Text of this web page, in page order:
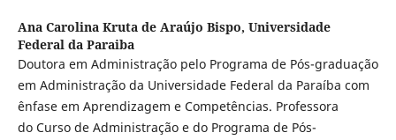
Ana Carolina Kruta de Araújo Bispo, Universidade
Federal da Paraiba
Doutora em Administração pelo Programa de Pós-graduação
em Administração da Universidade Federal da Paraíba com
ênfase em Aprendizagem e Competências. Professora
do Curso de Administração e do Programa de Pós-